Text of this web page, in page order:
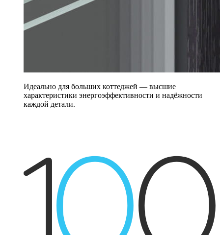
Идеально для больших коттеджей — высшие
характеристики энергоэффективности и надёжности
каждой детали.